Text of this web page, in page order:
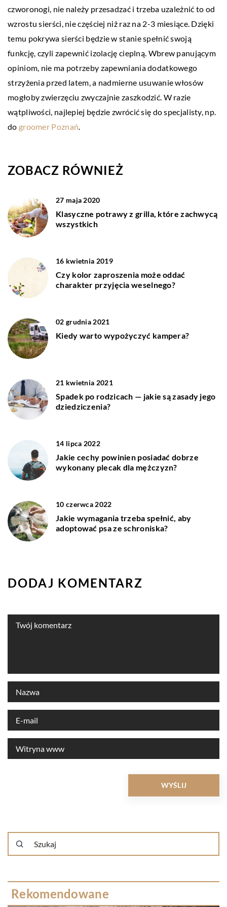
czworonogi, nie należy przesadzać i trzeba uzależnić to od
wzrostu sierści, nie częściej niż raz na 2-3 miesiące. Dzięki
temu pokrywa sierści będzie w stanie spełnić swoją
funkcję, czyli zapewnić izolację cieplną. Wbrew panującym
opiniom, nie ma potrzeby zapewniania dodatkowego
strzyżenia przed latem, a nadmierne usuwanie włosów
mogłoby zwierzęciu zwyczajnie zaszkodzić. W razie
wątpliwości, najlepiej będzie zwrócić się do specjalisty, np.
do groomer Poznań
ZOBACZ RÓWNIEŻ
27 maja 2020
Klasyczne potrawy z grilla, które zachwycą
wszystkich
16 kwietnia 2019
Czy kolor zaproszenia może oddać
charakter przyjęcia weselnego?
02 grudnia 2021
Kiedy warto wypożyczyć kampera?
21 kwietnia 2021
Spadek po rodzicach — jakie są zasady jego
dziedziczenia?
14 lipca 2022
Jakie cechy powinien posiadać dobrze
wykonany plecak dla mężczyzn?
10 czerwca 2022
Jakie wymagania trzeba spełnić, aby
adoptować psa ze schroniska?
DODAJ KOMENTARZ
Rekomendowane